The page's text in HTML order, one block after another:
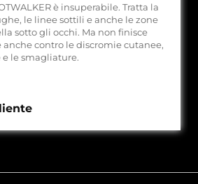
è insuperabile. Tratta la
le linee sottili e anche le zone
sotto gli occhi. Ma non finisce
anche contro le discromie cutanee,
e le smagliature.